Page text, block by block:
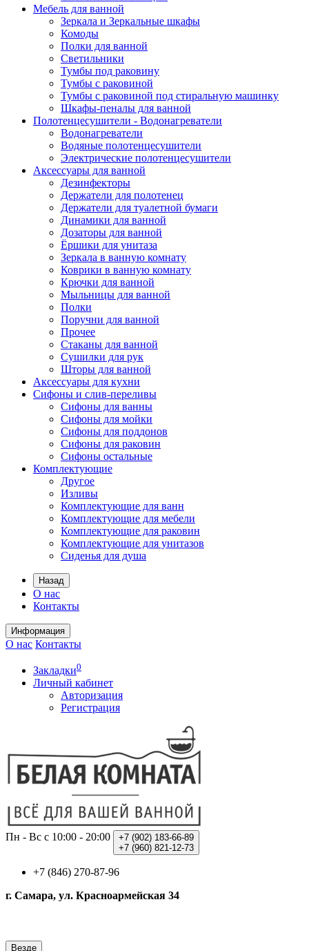
Мебель для ванной
Зеркала и Зеркальные шкафы
Комоды
Полки для ванной
Светильники
Тумбы под раковину
Тумбы с раковиной
Тумбы с раковиной под стиральную машинку
Шкафы-пеналы для ванной
Полотенцесушители - Водонагреватели
Водонагреватели
Водяные полотенцесушители
Электрические полотенцесушители
Аксессуары для ванной
Дезинфекторы
Держатели для полотенец
Держатели для туалетной бумаги
Динамики для ванной
Дозаторы для ванной
Ёршики для унитаза
Зеркала в ванную комнату
Коврики в ванную комнату
Крючки для ванной
Мыльницы для ванной
Полки
Поручни для ванной
Прочее
Стаканы для ванной
Сушилки для рук
Шторы для ванной
Аксессуары для кухни
Сифоны и слив-переливы
Сифоны для ванны
Сифоны для мойки
Сифоны для поддонов
Сифоны для раковин
Сифоны остальные
Комплектующие
Другое
Изливы
Комплектующие для ванн
Комплектующие для мебели
Комплектующие для раковин
Комплектующие для унитазов
Сиденья для душа
Назад
О нас
Контакты
Информация
О нас Контакты
Закладки0
Личный кабинет
Авторизация
Регистрация
Пн - Вс с 10:00 - 20:00 +7 (902) 183-66-89
+7 (960) 821-12-73
+7 (846) 270-87-96
г. Самара, ул. Красноармейская 34
Везде